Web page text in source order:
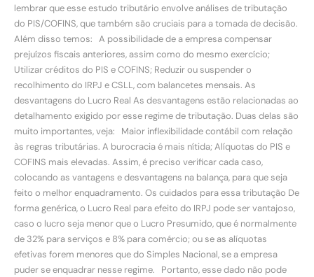
lembrar que esse estudo tributário envolve análises de tributação
do PIS/COFINS, que também são cruciais para a tomada de decisão.
Além disso temos: A possibilidade de a empresa compensar
prejuízos fiscais anteriores, assim como do mesmo exercício;
Utilizar créditos do PIS e COFINS; Reduzir ou suspender o
recolhimento do IRPJ e CSLL, com balancetes mensais. As
desvantagens do Lucro Real As desvantagens estão relacionadas ao
detalhamento exigido por esse regime de tributação. Duas delas são
muito importantes, veja: Maior inflexibilidade contábil com relação
às regras tributárias. A burocracia é mais nítida; Alíquotas do PIS e
COFINS mais elevadas. Assim, é preciso verificar cada caso,
colocando as vantagens e desvantagens na balança, para que seja
feito o melhor enquadramento. Os cuidados para essa tributação De
forma genérica, o Lucro Real para efeito do IRPJ pode ser vantajoso,
caso o lucro seja menor que o Lucro Presumido, que é normalmente
de 32% para serviços e 8% para comércio; ou se as alíquotas
efetivas forem menores que do Simples Nacional, se a empresa
puder se enquadrar nesse regime. Portanto, esse dado não pode